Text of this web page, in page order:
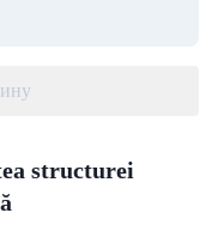
structurei